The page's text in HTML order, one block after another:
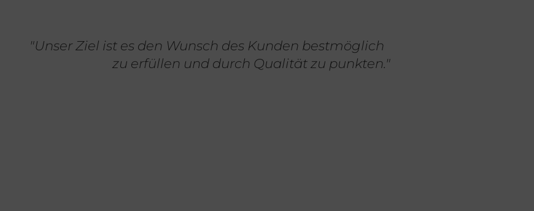
"Unser Ziel ist es den Wunsch des Kunden bestmöglich
zu erfüllen und durch Qualität zu punkten."